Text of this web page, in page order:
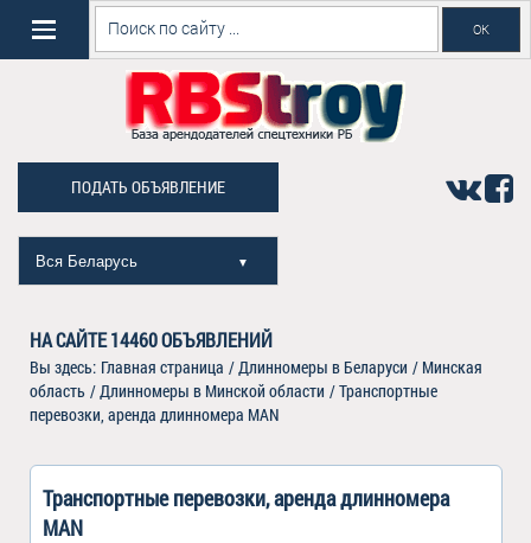
ПОДАТЬ ОБЪЯВЛЕНИЕ
Вся Беларусь ▼
НА САЙТЕ14460ОБЪЯВЛЕНИЙ
Вы здесь: Главная страница /Длинномеры в Беларуси / Минская
область /Длинномеры в Минской области /Транспортные
перевозки, аренда длинномера MAN
Транспортные перевозки, аренда длинномера
MAN